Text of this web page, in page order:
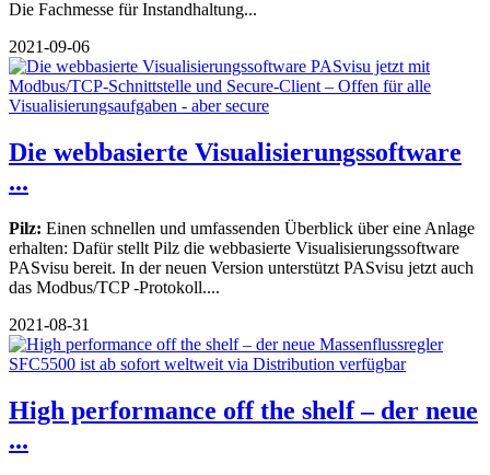
Die Fachmesse für Instandhaltung...
2021-09-06
Die webbasierte Visualisierungssoftware
...
Pilz: Einen schnellen und umfassenden Überblick über eine Anlage
erhalten: Dafür stellt Pilz die webbasierte Visualisierungssoftware
PASvisu bereit. In der neuen Version unterstützt PASvisu jetzt auch
das Modbus/TCP -Protokoll....
2021-08-31
High performance off the shelf – der neue
...